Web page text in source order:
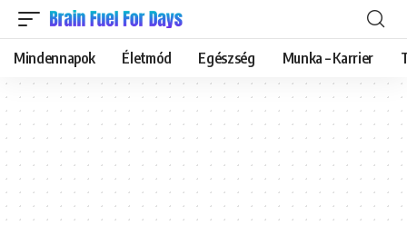
Mindennapok Életmód Egészség Munka – Karrier